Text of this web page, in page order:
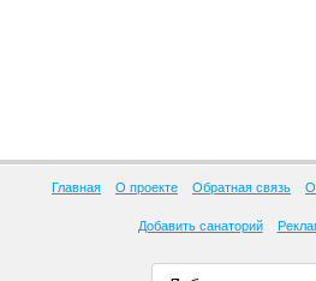
Главная О проекте Обратная связь
Добавить санаторий